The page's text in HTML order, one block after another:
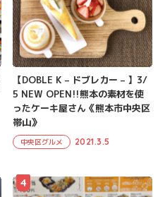
【DOBLE K – ドブレカー – 】3/
5 NEW OPEN!!熊本の素材を使
ったケーキ屋さん《熊本市中央区
帯山》
中央区グルメ 2021.3.5
4